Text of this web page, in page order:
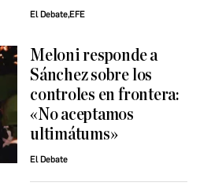
El Debate,EFE
Meloni responde a
Sánchez sobre los
controles en frontera:
«No aceptamos
ultimátums»
El Debate